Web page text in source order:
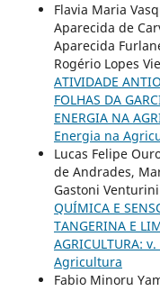
Flavia Maria
Aparecida de
Aparecida
Rogério Lopes
ATIVIDADE
FOLHAS DA
ENERGIA NA
Energia na
Lucas Felipe
de Andrades,
Gastoni
QUÍMICA E
TANGERINA E
AGRICULTURA:
Agricultura
Fabio Minoru